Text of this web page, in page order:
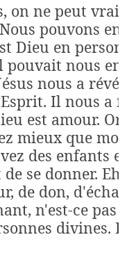
on ne peut
pouvons en
Dieu en
pouvait nous en
nous a
Esprit. Il nous a
est amour. Or,
mieux que moi,
des enfants et
se donner. Eh
de don,
n'est-ce pas ?
divines.